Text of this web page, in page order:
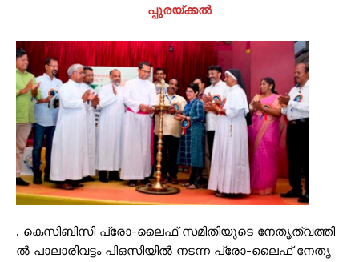
പ്പുര​​​യ്ക്ക​​​ല്‍
. കെ​​​സി​​​ബി​​​സി പ്രോ​-​​ലൈ​​​ഫ് സ​​​മി​​​തി​​​യു​​​ടെ നേ​​​തൃ​​​ത്വ​​​ത്തി​​​
ല്‍ പാ​​​ലാ​​​രി​​​വ​​​ട്ടം പി​​​ഒ​​​സി​​​യി​​​ല്‍ ന​​​ട​​​ന്ന പ്രോ​-​​ലൈ​​​ഫ് നേ​​​തൃ​​​